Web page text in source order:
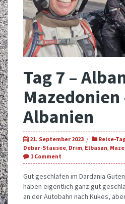
Tag 7 –
Mazedonien
Albanien
21. September 2023 Reise-
Debar-Stausee, Drim, Elbasan,
1 Comment
Gut geschlafen im Dardania
haben eigentlich ganz gut
an der Autobahn nach Kukes,